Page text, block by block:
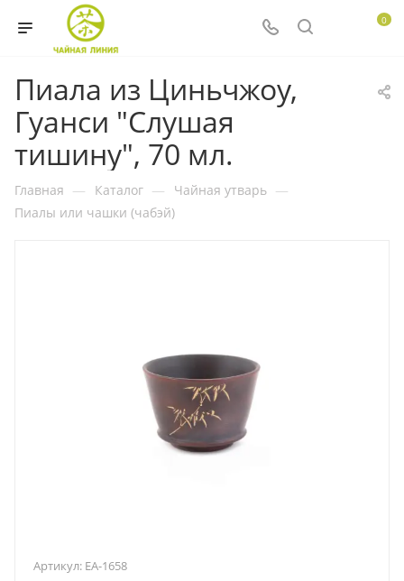
0
Пиала из Циньчжоу,
Гуанси "Слушая
тишину", 70 мл.
Главная — Каталог — Чайная утварь —
Пиалы или чашки (чабэй)
Артикул: EA-1658